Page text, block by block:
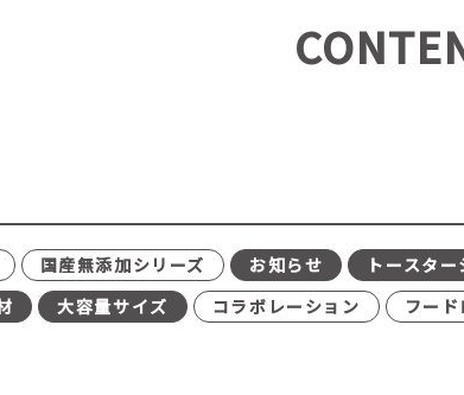
国産無添加シリーズ お知らせ トースタ
大容量サイズ コラボレーション フー